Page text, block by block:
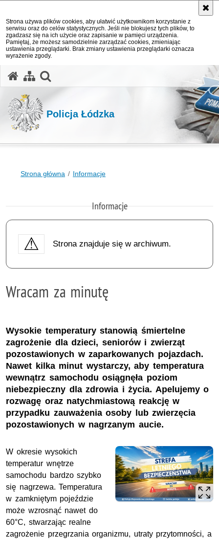
Strona używa plików cookies, aby ułatwić użytkownikom korzystanie z
serwisu oraz do celów statystycznych. Jeśli nie blokujesz tych plików, to
zgadzasz się na ich użycie oraz zapisanie w pamięci urządzenia.
Pamiętaj, że możesz samodzielnie zarządzać cookies, zmieniając
ustawienia przeglądarki. Brak zmiany ustawienia przeglądarki oznacza
wyrażenie zgody.
Policja Łódzka
Strona główna Informacje
Informacje
Strona znajduje się w archiwum.
Wracam za minutę
Wysokie temperatury stanowią śmiertelne
zagrożenie dla dzieci, seniorów i zwierząt
pozostawionych w zaparkowanych pojazdach.
Nawet kilka minut wystarczy, aby temperatura
wewnątrz samochodu osiągnęła poziom
niebezpieczny dla zdrowia i życia. Apelujemy o
rozwagę oraz natychmiastową reakcję w
przypadku zauważenia osoby lub zwierzęcia
pozostawionych w nagrzanym aucie.
W okresie wysokich
temperatur wnętrze
samochodu bardzo szybko
się nagrzewa. Temperatura
w zamkniętym pojeździe
może wzrosnąć nawet do
60°C, stwarzając realne
zagrożenie przegrzania organizmu, utraty przytomności, a